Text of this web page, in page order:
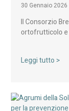
30 Gennaio 2026
Il Consorzio
ortofrutticolo e
Leggi tutto >